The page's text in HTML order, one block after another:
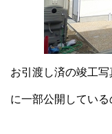
お引渡し済の竣工写
に一部公開してい